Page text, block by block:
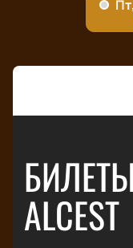
ALCEST